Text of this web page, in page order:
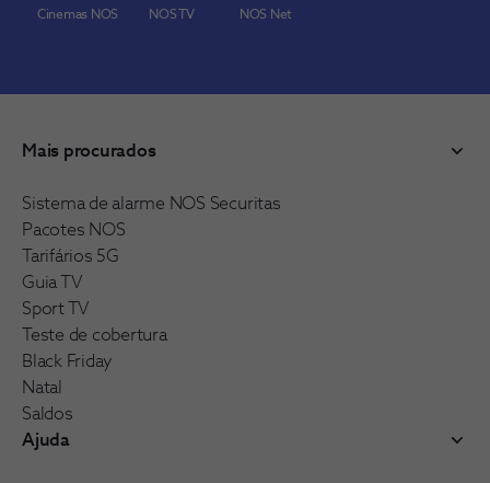
Cinemas NOS NOS TV NOS Net
Mais procurados
Sistema de alarme NOS Securitas
Pacotes NOS
Tarifários 5G
Guia TV
Sport TV
Teste de cobertura
Black Friday
Natal
Saldos
Ajuda